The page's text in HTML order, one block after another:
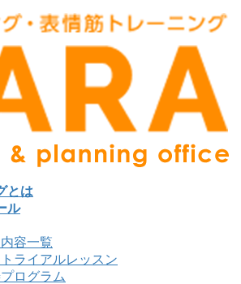
とは
ル
容一覧
ライアルレッスン
ログラム